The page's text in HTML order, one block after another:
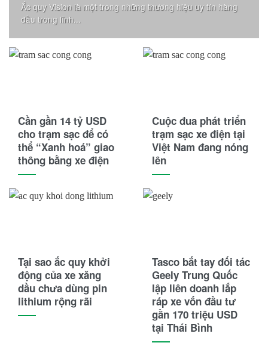
Ắc quy Vision là một trong những thương hiệu uy tín hàng
đầu trong lĩnh...
Cần gần 14 tỷ USD
cho trạm sạc để có
thể “Xanh hoá” giao
thông bằng xe điện
Cuộc đua phát triển
trạm sạc xe điện tại
Việt Nam đang nóng
lên
Tại sao ắc quy khởi
động của xe xăng
dầu chưa dùng pin
lithium rộng rãi
Tasco bắt tay đối tác
Geely Trung Quốc
lập liên doanh lắp
ráp xe vốn đầu tư
gần 170 triệu USD
tại Thái Bình